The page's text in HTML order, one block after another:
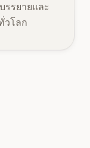
รรยายและ
วโลก